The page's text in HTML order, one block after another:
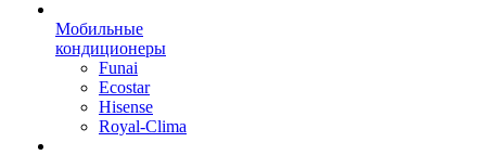
Мобильные
кондиционеры
Funai
Ecostar
Hisense
Royal-Clima